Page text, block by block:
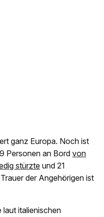
ganz Europa. Noch ist
Personen an Bord von
stürzte und 21
der Angehörigen ist
italienischen